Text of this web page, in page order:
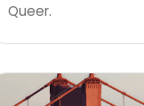
Queer.